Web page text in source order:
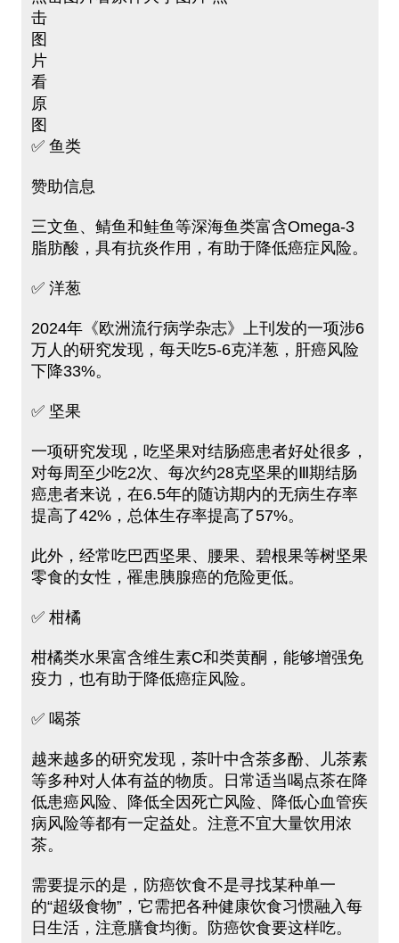
击
图
片
看
原
图
✅ 鱼类
赞助信息
三文鱼、鲭鱼和鲑鱼等深海鱼类富含Omega-3
脂肪酸，具有抗炎作用，有助于降低癌症风险。
✅ 洋葱
2024年《欧洲流行病学杂志》上刊发的一项涉6
万人的研究发现，每天吃5-6克洋葱，肝癌风险
下降33%。
✅ 坚果
一项研究发现，吃坚果对结肠癌患者好处很多，
对每周至少吃2次、每次约28克坚果的Ⅲ期结肠
癌患者来说，在6.5年的随访期内的无病生存率
提高了42%，总体生存率提高了57%。
此外，经常吃巴西坚果、腰果、碧根果等树坚果
零食的女性，罹患胰腺癌的危险更低。
✅ 柑橘
柑橘类水果富含维生素C和类黄酮，能够增强免
疫力，也有助于降低癌症风险。
✅ 喝茶
越来越多的研究发现，茶叶中含茶多酚、儿茶素
等多种对人体有益的物质。日常适当喝点茶在降
低患癌风险、降低全因死亡风险、降低心血管疾
病风险等都有一定益处。注意不宜大量饮用浓
茶。
需要提示的是，防癌饮食不是寻找某种单一
的“超级食物”，它需把各种健康饮食习惯融入每
日生活，注意膳食均衡。防癌饮食要这样吃。